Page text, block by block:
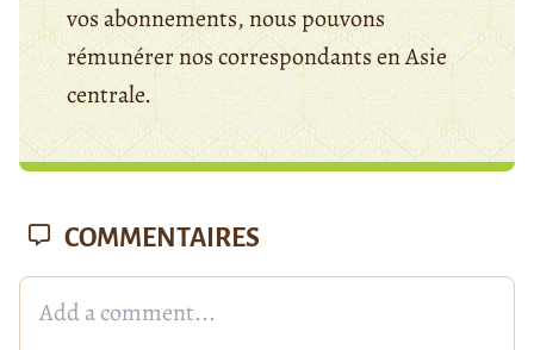
vos abonnements, nous pouvons
rémunérer nos correspondants en Asie
centrale.
COMMENTAIRES